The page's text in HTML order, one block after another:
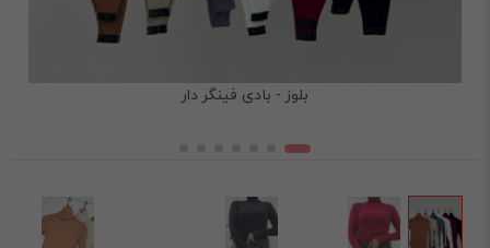
بلوز - بادی فینگر دار